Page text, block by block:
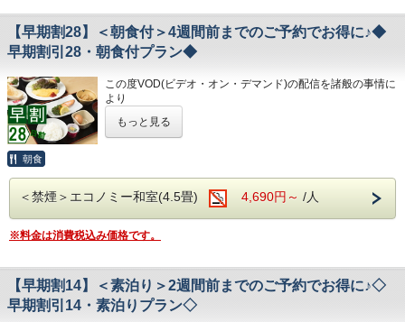
・高知城、高知城歴史博物館、ひろめ市場、日曜市…徒歩約
20分
・繁華街…徒歩約15分/はりまや橋…徒歩約10分
・お遍路(四国八十八ヶ所)
第31番札所 竹林寺…車で約20分
第33番札所 雪蹊寺…車で約20分
・VOD(ビデオオンデマンド)設置(500円/泊)
・各種無料貸出グッズ
・24時間フロント対応
◇アクセス◇
・JR高知駅…徒歩5分
・高知IC…車で約10分
◇周辺観光◇
・高知城、高知城歴史博物館、ひろめ市場、日曜市…徒歩約
・繁華街…徒歩約15分/はりまや橋…徒歩約10分
・お遍路(四国八十八ヶ所)
第31番札所 竹林寺…車で約20分
第33番札所 雪蹊寺…車で約20分
◇お風呂◇
広々とした大浴場は一日の疲れが癒やされると好評です!
旅の疲れを癒して下さい。男湯にはサウナも完備♪
営業時間
・男女大浴場/15:00～25:00/6:00～9:00
・男性用サウナ/15:00～24:00
備。
(700円/泊 ※車輌の大きさによって料金が異なります)
※大型車をご利用の場合は必ずご連絡ください
※駐車場は先着順になります
※満車の場合はホテル近くのコインパーキングをご案内いた
◇その他サービス◇
・全館無料Wi-Fi対応
・コインランドリー、乾燥機設置
★☆ひと目で分かる！ホテル港屋の５つの特徴☆★
①心のこもったアットホームなお客さま対応
③良質の睡眠をご提供!シモンズ社製ベッドを全洋室に採用
④広々とした男女大浴場!深夜は1時まで朝は6時00分から入
男湯にはサウナも!
こちらのプランには朝食は付いておりません。
◇お風呂◇
広々とした大浴場は一日の疲れが癒やされると好評です!
・男女大浴場/15:00～25:00/6:00～9:00
・男性用サウナ/15:00～24:00
【早期割28】＜朝食付＞4週間前までのご予約でお得に♪◆
早期割引28・朝食付プラン◆
この度VOD(ビデオ・オン・デマンド)の配信を諸般の事情に
より
りました。
今までご愛顧いただき、誠にありがとうございました。
★こちらは朝食付きのプランとなります★
★☆ひと目で分かる！ホテル港屋の５つの特徴☆★
①心のこもったアットホームなお客さま対応
②JR高知駅から徒歩5分の好立地!
③良質の睡眠をご提供!シモンズ社製ベッドを全洋室に採用
もっと見る
朝食
＜禁煙＞エコノミー和室(4.5畳) 4,690円～ /人
※料金は消費税込み価格です。
【早期割14】＜素泊り＞2週間前までのご予約でお得に♪◇
早期割引14・素泊りプラン◇